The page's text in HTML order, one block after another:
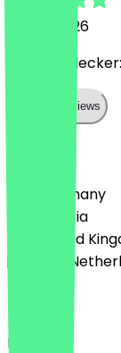
10 July 2026
War sehr
Show all reviews
🇩🇪 Germany
🇦🇹 Austria
🇬🇧 United
🇳🇱 The
English